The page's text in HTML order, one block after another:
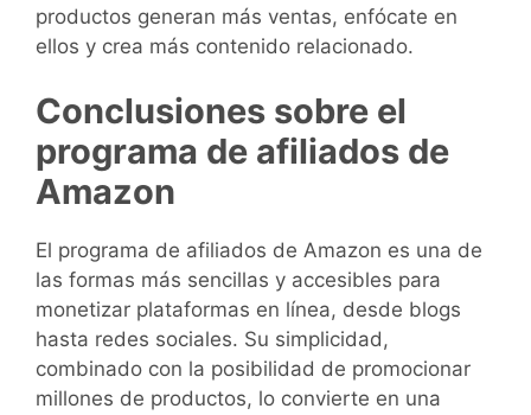
productos generan más ventas, enfócate en
ellos y crea más contenido relacionado.
Conclusiones sobre el
programa de afiliados de
Amazon
El programa de afiliados de Amazon es una de
las formas más sencillas y accesibles para
monetizar plataformas en línea, desde blogs
hasta redes sociales. Su simplicidad,
combinado con la posibilidad de promocionar
millones de productos, lo convierte en una